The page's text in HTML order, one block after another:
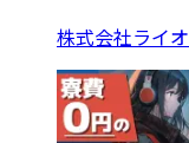
株式会社ライ